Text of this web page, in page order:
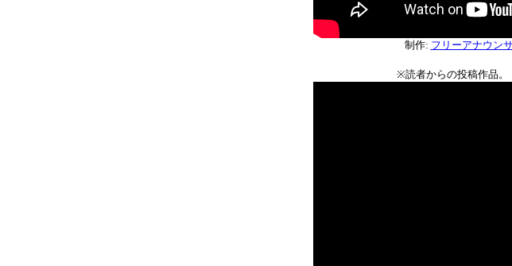
制作: フリーアナウン
※読者からの投稿作品